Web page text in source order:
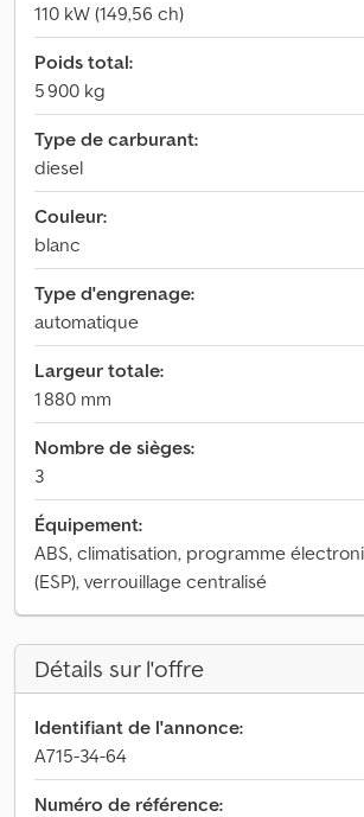
110 kW (149,56 ch)
Poids total:
5 900 kg
Type de carburant:
diesel
Couleur:
blanc
Type d'engrenage:
automatique
Largeur totale:
1 880 mm
Nombre de sièges:
3
Équipement:
ABS, climatisation, programme
(ESP), verrouillage centralisé
Détails sur l'offre
Identifiant de l'annonce:
A715-34-64
Numéro de référence: